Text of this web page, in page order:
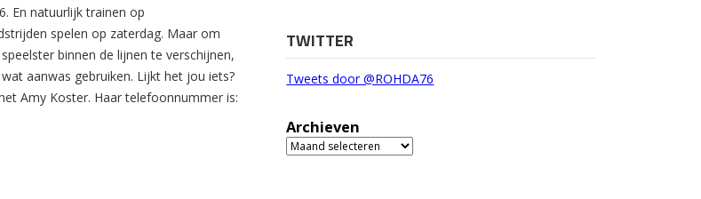
En natuurlijk trainen op
spelen op zaterdag. Maar om
binnen de lijnen te verschijnen,
aanwas gebruiken. Lijkt het jou iets?
Amy Koster. Haar telefoonnummer is:
TWITTER
Tweets door @ROHDA76
Archieven
Archieven